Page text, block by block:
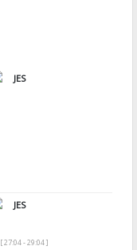
JES
JES
[ 27:04 - 29:04 ]